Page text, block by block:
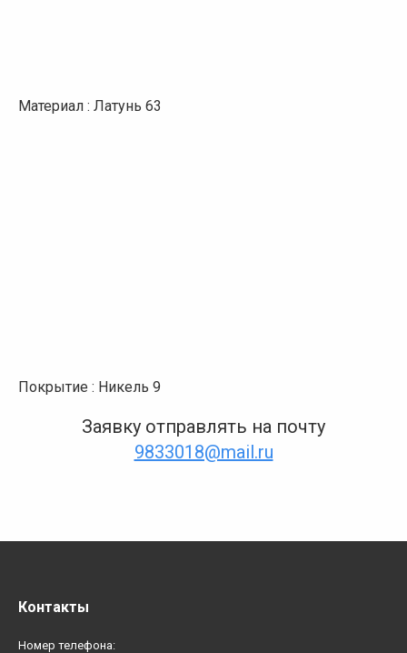
Материал : Латунь 63
Покрытие : Никель 9
Заявку отправлять на почту
9833018@mail.ru
Контакты
Номер телефона: